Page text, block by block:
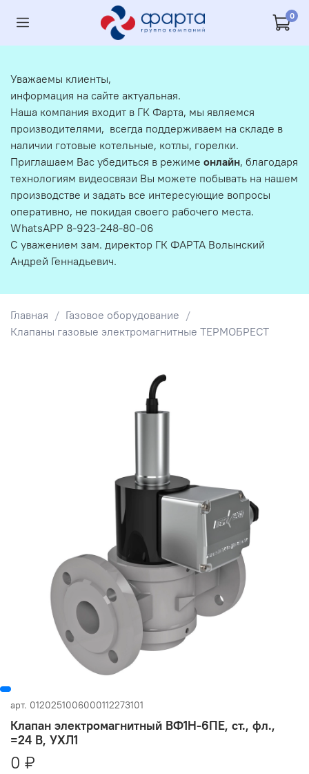
0
Главная
Газовое оборудование
Клапаны газовые электромагнитные ТЕРМОБРЕСТ
арт. 0120251006000112273101
Клапан электромагнитный ВФ1Н-6ПЕ, ст., фл.,
=24 В, УХЛ1
0 ₽
Уважаемы клиенты,
информация на сайте актуальная.
Наша компания входит в ГК Фарта, мы являемся
производителями, всегда поддерживаем на складе в
наличии готовые котельные, котлы, горелки.
Приглашаем Вас убедиться в режиме онлайн, благодаря
технологиям видеосвязи Вы можете побывать на нашем
производстве и задать все интересующие вопросы
оперативно, не покидая своего рабочего места.
WhatsAPP 8-923-248-80-06
С уважением зам. директор ГК ФАРТА Волынский
Андрей Геннадьевич.